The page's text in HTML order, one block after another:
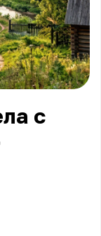
с